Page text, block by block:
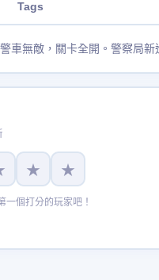
Tags
車無敵，關卡全開。警察局
★ ★
一個打分的玩家吧！